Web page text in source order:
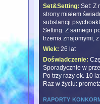
Set&Setting: Set: Z
strony miałem
substancji
Setting: Z samego
trzema znajomymi,
Wiek: 26 lat
Doświadczenie:
Sporadycznie w
Po trzy razy ok. 10
Raz w życiu:
raporty